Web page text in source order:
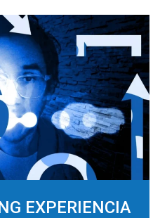
EXPERIENCIA